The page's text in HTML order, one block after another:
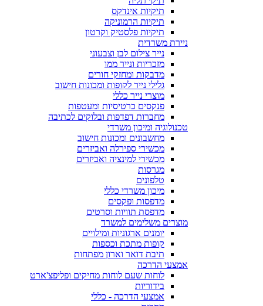
תיקיות אינדקס
תיקיות הרמוניקה
תיקיות פלסטיק וקרטון
ניירת משרדית
נייר צילום לבן וצבעוני
מזכריות ונייר ממו
מדבקות ומחזקי חורים
גלילי נייר לקופות ומכונות חישוב
מוצרי נייר כללי
פנקסים כרטיסיות ומעטפות
מחברות דפדפות ובלוקים לכתיבה
טכנולוגיה ומיכון משרדי
מחשבונים ומכונות חישוב
מכשירי ספירלה ואביזרים
מכשירי למינציה ואביזרים
מגרסות
טלפונים
מיכון משרדי כללי
מדפסות ופקסים
מדפסת תוויות וסרטים
מוצרים משלימים למשרד
יומנים ארגוניות ומילויים
קופות מתכת וכספות
תיבת דואר וארון מפתחות
אמצעי הדרכה
לוחות שעם לוחות מחיקים ופליפצ'ארט
בידוריות
אמצעי הדרכה - כללי